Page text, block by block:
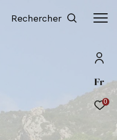
Fr
0
Rechercher